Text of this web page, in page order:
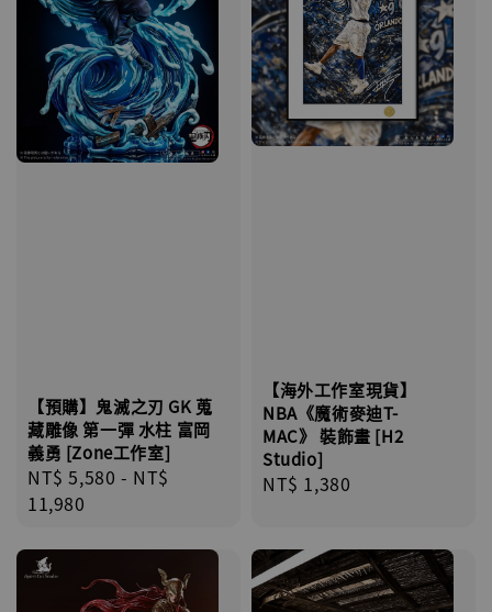
【預購】鬼滅之刃 GK 蒐
藏雕像 第一彈 水柱 富岡
義勇 [Zone工作室]
Regular
price
NT$ 5,580 - NT$
11,980
【海外工作室現貨】
NBA《魔術麥迪T-
MAC》 裝飾畫 [H2
Studio]
Regular
NT$ 1,380